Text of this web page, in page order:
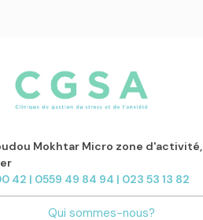
Mokhtar Micro zone d'activité,
42 | 0559 49 84 94 | 023 53 13 82
Qui sommes-nous?